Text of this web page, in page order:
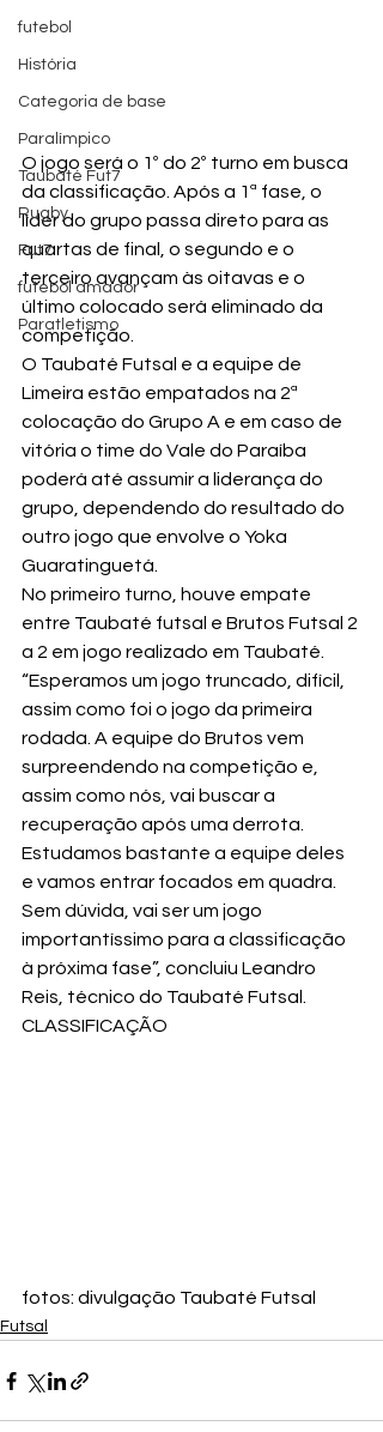
futebol
História
Categoria de base
Paralímpico
Taubaté Fut7
Rugby
Fut7
futebol amador
Paratletismo
O jogo será o 1º do 2º turno em busca
da classificação. Após a 1ª fase, o
líder do grupo passa direto para as
quartas de final, o segundo e o
terceiro avançam às oitavas e o
último colocado será eliminado da
competição.
O Taubaté Futsal e a equipe de
Limeira estão empatados na 2ª
colocação do Grupo A e em caso de
vitória o time do Vale do Paraíba
poderá até assumir a liderança do
grupo, dependendo do resultado do
outro jogo que envolve o Yoka
Guaratinguetá.
No primeiro turno, houve empate
entre Taubaté futsal e Brutos Futsal 2
a 2 em jogo realizado em Taubaté.
“Esperamos um jogo truncado, difícil,
assim como foi o jogo da primeira
rodada. A equipe do Brutos vem
surpreendendo na competição e,
assim como nós, vai buscar a
recuperação após uma derrota.
Estudamos bastante a equipe deles
e vamos entrar focados em quadra.
Sem dúvida, vai ser um jogo
importantíssimo para a classificação
à próxima fase”, concluiu Leandro
Reis, técnico do Taubaté Futsal.
CLASSIFICAÇÃO
fotos: divulgação Taubaté Futsal
Futsal